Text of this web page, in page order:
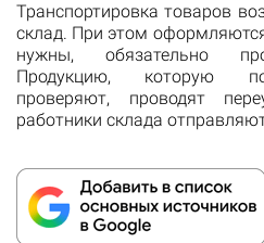
Транспортировка товаров
склад. При этом
нужны, обязательно
Продукцию, которую
проверяют, проводят
работники склада